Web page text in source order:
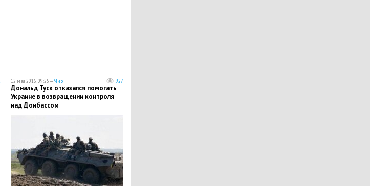
12 мая 2016, 09:25 —Мир 927
Дональд Туск отказался помогать
Украине в возвращении контроля
над Донбассом